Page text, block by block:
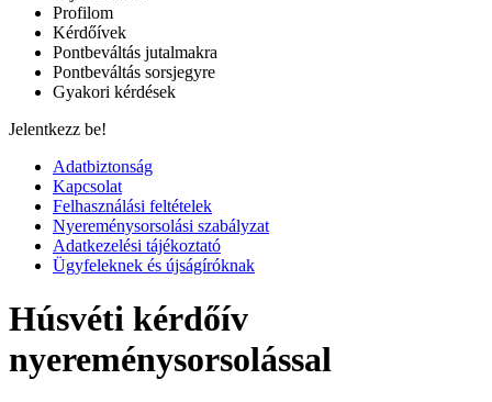
Profilom
Kérdőívek
Pontbeváltás jutalmakra
Pontbeváltás sorsjegyre
Gyakori kérdések
Jelentkezz be!
Adatbiztonság
Kapcsolat
Felhasználási feltételek
Nyereménysorsolási szabályzat
Adatkezelési tájékoztató
Ügyfeleknek és újságíróknak
Húsvéti kérdőív
nyereménysorsolással